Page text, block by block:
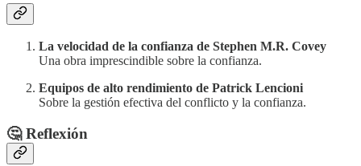
La velocidad de la confianza de Stephen M.R. Covey
Una obra imprescindible sobre la confianza.
Equipos de alto rendimiento de Patrick Lencioni
Sobre la gestión efectiva del conflicto y la confianza.
🤔 Reflexión